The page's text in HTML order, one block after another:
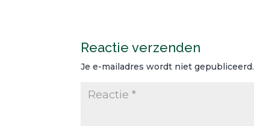
Reactie verzenden
Je e-mailadres wordt niet gepubliceerd.